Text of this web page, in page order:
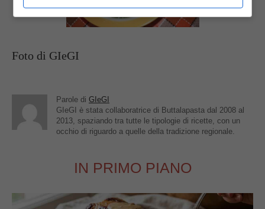
Foto di GIeGI
Parole di GIeGI
GIeGI è stata collaboratrice di Buttalapasta dal 2008 al
2013, spaziando tra tutte le tipologie di ricette, con un
occhio di riguardo a quelle della tradizione regionale.
IN PRIMO PIANO